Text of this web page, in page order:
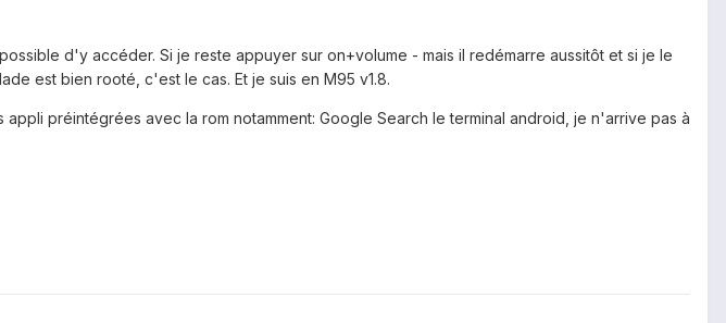
d'y accéder. Si je reste appuyer sur on+volume - mais il redémarre aussitôt et si je le
est bien rooté, c'est le cas. Et je suis en M95 v1.8.
préintégrées avec la rom notamment: Google Search le terminal android, je n'arrive pas à